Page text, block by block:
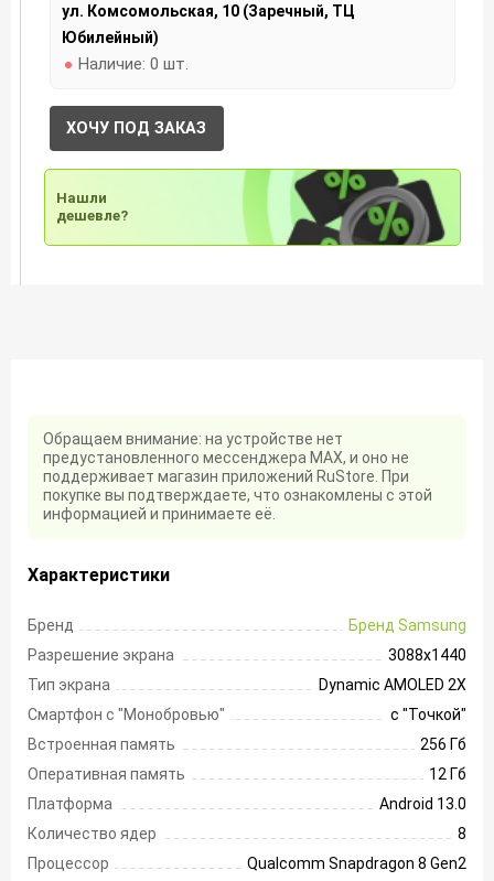
ул. Комсомольская, 10 (Заречный, ТЦ
Юбилейный)
Наличие: 0 шт.
ХОЧУ ПОД ЗАКАЗ
Нашли
дешевле?
Обращаем внимание: на устройстве нет
предустановленного мессенджера MAX, и оно не
поддерживает магазин приложений RuStore. При
покупке вы подтверждаете, что ознакомлены с этой
информацией и принимаете её.
Характеристики
Бренд
Бренд Samsung
Разрешение экрана
3088х1440
Тип экрана
Dynamic AMOLED 2X
Смартфон с "Монобровью"
с "Точкой"
Встроенная память
256 Гб
Оперативная память
12 Гб
Платформа
Android 13.0
Количество ядер
8
Процессор
Qualcomm Snapdragon 8 Gen2